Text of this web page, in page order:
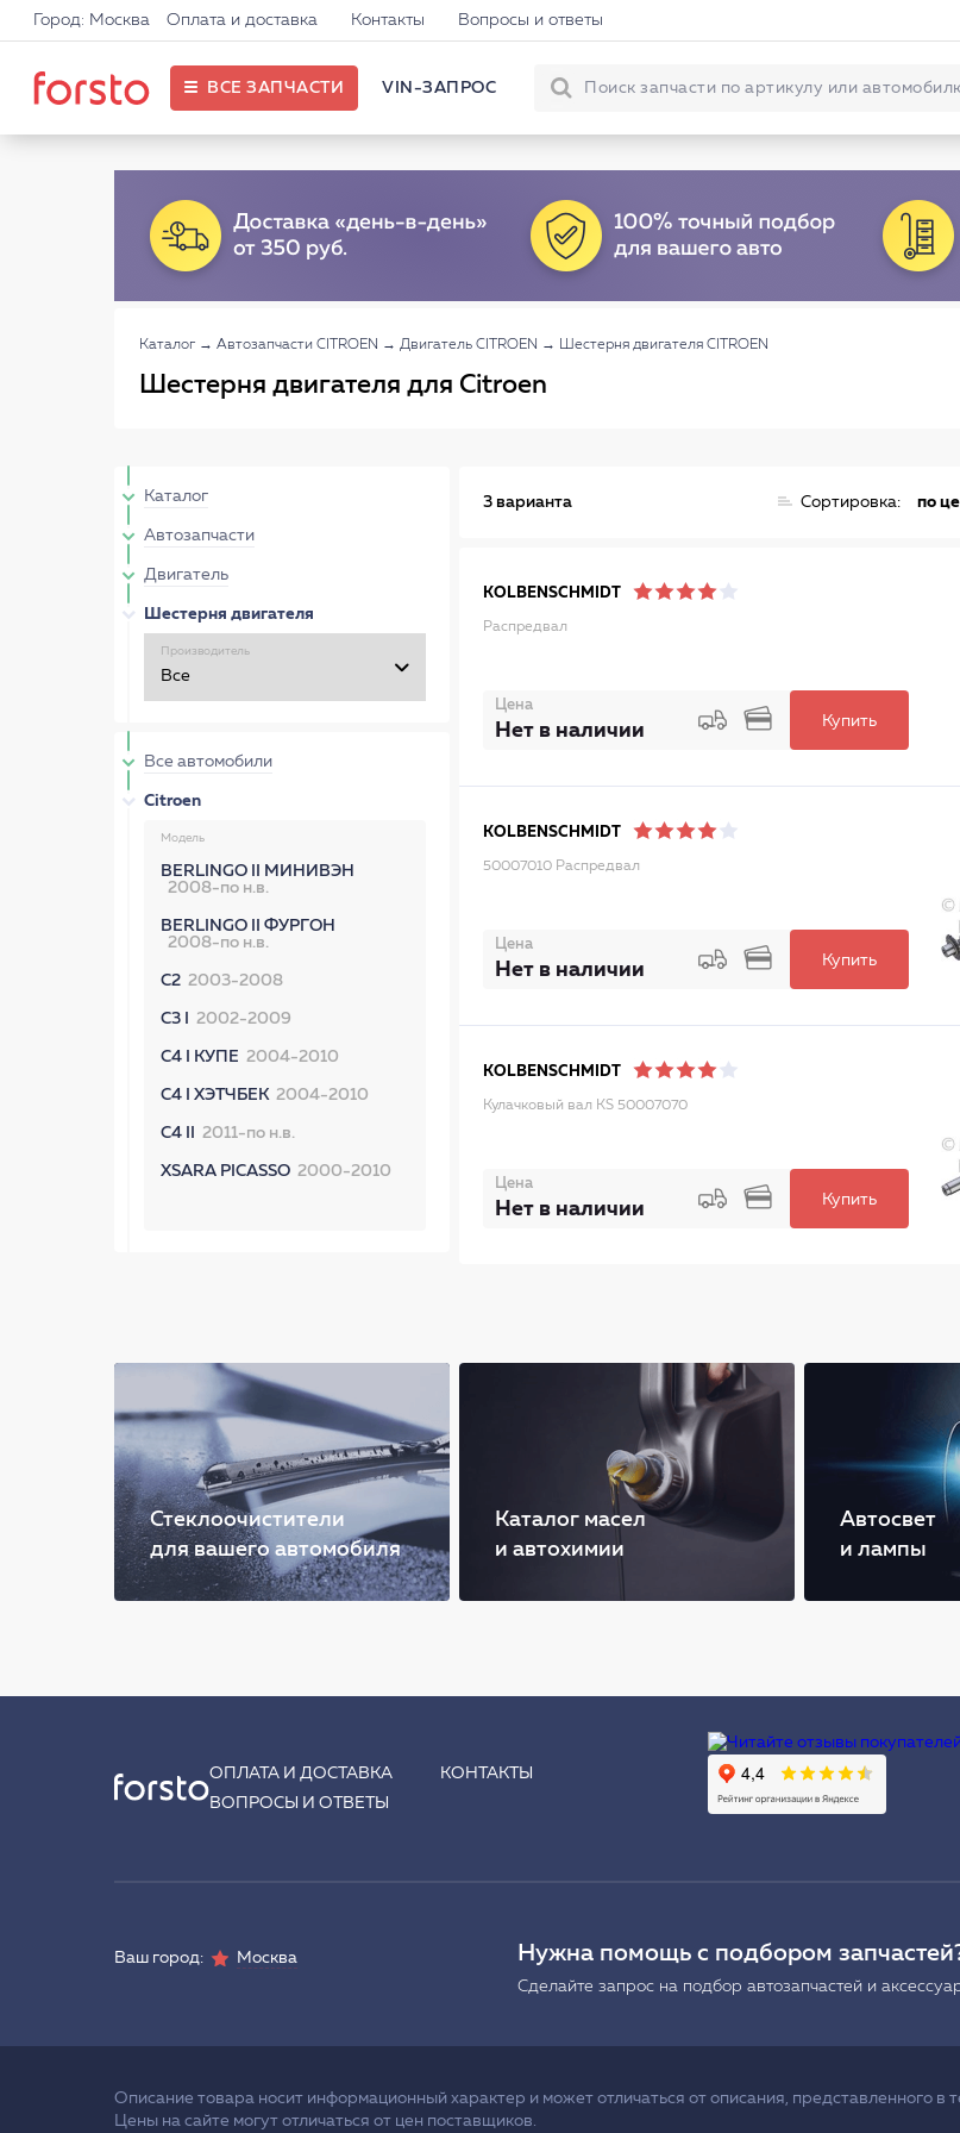
Город: Москва Оплата и доставка Контакты Вопросы и ответы
ВСЕ ЗАПЧАСТИ VIN-ЗАПРОС
Каталог → Автозапчасти CITROEN → Двигатель CITROEN → Шестерня двигателя CITROEN
Шестерня двигателя для Citroen
Каталог
Автозапчасти
Двигатель
Шестерня двигателя
Производитель
Все автомобили
Citroen
Модель
BERLINGO II МИНИВЭН
2008-по н.в.
BERLINGO II ФУРГОН
2008-по н.в.
C2 2003-2008
C3 I 2002-2009
C4 I КУПЕ 2004-2010
C4 I ХЭТЧБЕК 2004-2010
C4 II 2011-по н.в.
XSARA PICASSO 2000-2010
3 варианта Сортировка: по
KOLBENSCHMIDT
Распредвал
Цена
Нет в наличии Купить
KOLBENSCHMIDT
50007010 Распредвал
Цена
Нет в наличии Купить
KOLBENSCHMIDT
Кулачковый вал KS 50007070
Цена
Нет в наличии Купить
Стеклоочистители
для вашего автомобиля
Каталог масел
и автохимии
Автосвет
и лампы
ОПЛАТА И ДОСТАВКА
КОНТАКТЫ
ВОПРОСЫ И ОТВЕТЫ
Ваш город: Москва Нужна помощь с подбором
Сделайте запрос на подбор автозапчастей и
Описание товара носит информационный характер и может отличаться от описания, представленного в
Цены на сайте могут отличаться от цен поставщиков.